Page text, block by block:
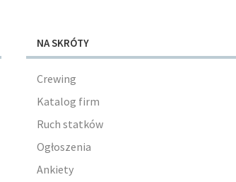
NA SKRÓTY
Crewing
Katalog firm
Ruch statków
Ogłoszenia
Ankiety